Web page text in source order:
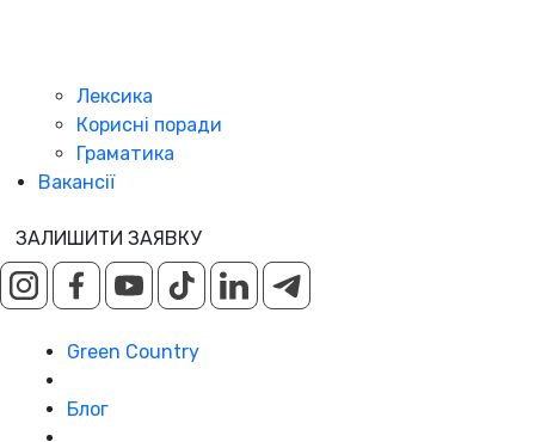
Лексика
Корисні поради
Граматика
Вакансії
ЗАЛИШИТИ ЗАЯВКУ
Green Country
Блог